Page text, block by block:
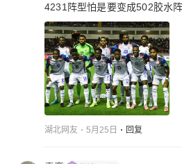
4231阵型怕是要变成502胶水
湖北网友 5月25日 回复